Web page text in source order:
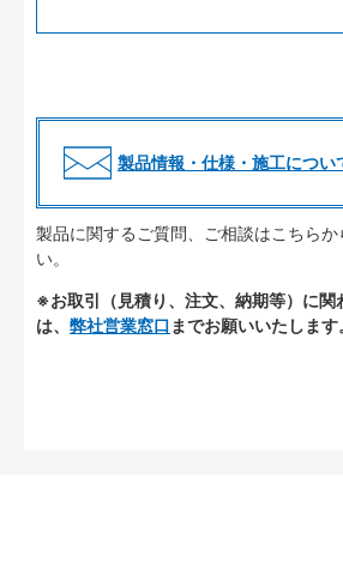
製品情報・仕様・施工につい
製品に関するご質問、ご相談はこちらか
い。
※お取引（見積り、注文、納期等）に関
は、 弊社営業窓口 までお願いいたします